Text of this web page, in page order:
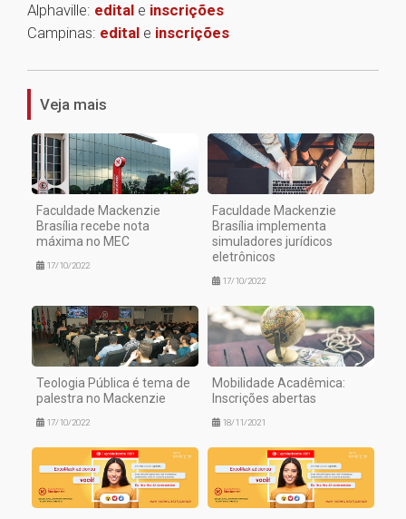
Alphaville: edital e inscrições
Campinas: edital e inscrições
1
Veja mais
Faculdade Mackenzie
Brasília recebe nota
máxima no MEC
17/10/2022
Faculdade Mackenzie
Brasília implementa
simuladores jurídicos
eletrônicos
17/10/2022
Teologia Pública é tema de
palestra no Mackenzie
17/10/2022
Mobilidade Acadêmica:
Inscrições abertas
18/11/2021